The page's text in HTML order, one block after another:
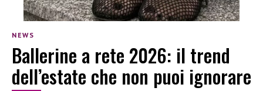
NEWS
Ballerine a rete 2026: il trend
dell’estate che non puoi ignorare